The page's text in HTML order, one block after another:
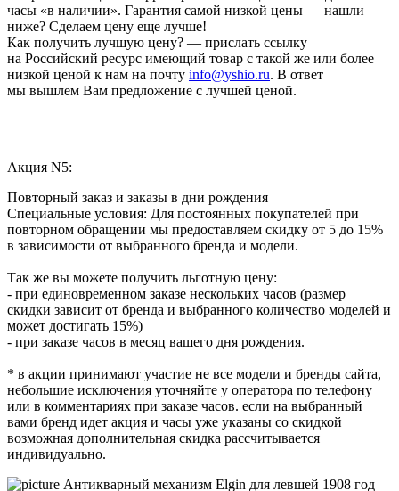
часы «в наличии». Гарантия самой низкой цены — нашли
ниже? Сделаем цену еще лучше!
Как получить лучшую цену? — прислать ссылку
на Российский ресурс имеющий товар с такой же или более
низкой ценой к нам на почту info@yshio.ru. В ответ
мы вышлем Вам предложение с лучшей ценой.
Акция N5:
Повторный заказ и заказы в дни рождения
Специальные условия: Для постоянных покупателей при
повторном обращении мы предоставляем скидку от 5 до 15%
в зависимости от выбранного бренда и модели.
Так же вы можете получить льготную цену:
- при единовременном заказе нескольких часов (размер
скидки зависит от бренда и выбранного количество моделей и
может достигать 15%)
- при заказе часов в месяц вашего дня рождения.
* в акции принимают участие не все модели и бренды сайта,
небольшие исключения уточняйте у оператора по телефону
или в комментариях при заказе часов. если на выбранный
вами бренд идет акция и часы уже указаны со скидкой
возможная дополнительная скидка рассчитывается
индивидуально.